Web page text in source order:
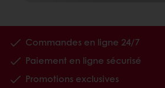
Commandes en ligne 24/7
Paiement en ligne sécurisé
Promotions exclusives